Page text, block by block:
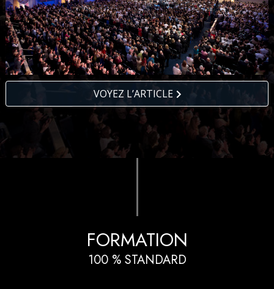
VOYEZ L’ARTICLE
FORMATION
100 % STANDARD